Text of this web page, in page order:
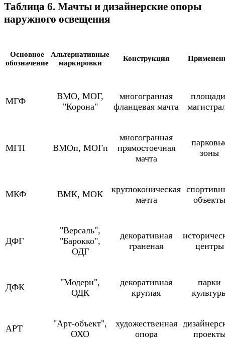
Таблица 6. Мачты и дизайнерские опоры
наружного освещения
Основное
обозначение
Альтернативные
маркировки
Конструкция
МГФ
ВМО, МОГ,
"Корона"
многогранная
фланцевая мачта
МГП ВМОп, МОГп
многогранная
прямостоечная
мачта
зоны
МКФ ВМК, МОК
круглоконическая
мачта
объекты
ДФГ
"Версаль",
"Барокко",
ОДГ
декоративная
граненая
центры
ДФК
"Модерн",
ОДК
декоративная
круглая
парки
АРТ
"Арт-объект",
ОХО
художественная
опора